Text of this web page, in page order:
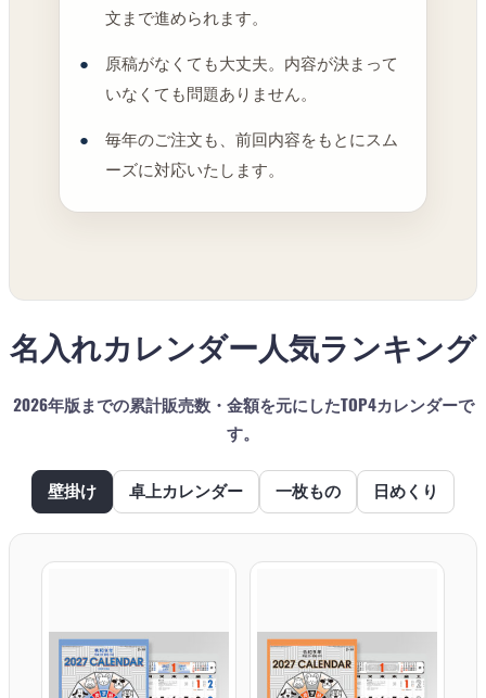
文まで進められます。
原稿がなくても大丈夫。内容が決まって
いなくても問題ありません。
毎年のご注文も、前回内容をもとにスム
ーズに対応いたします。
名入れカレンダー人気ランキング
2026年版までの累計販売数・金額を元にしたTOP4カレンダーで
す。
壁掛け 卓上カレンダー 一枚もの 日めくり